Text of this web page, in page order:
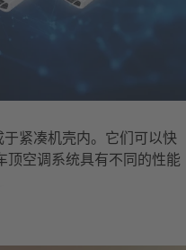
于紧凑机壳内。它们可以快
顶空调系统具有不同的性能